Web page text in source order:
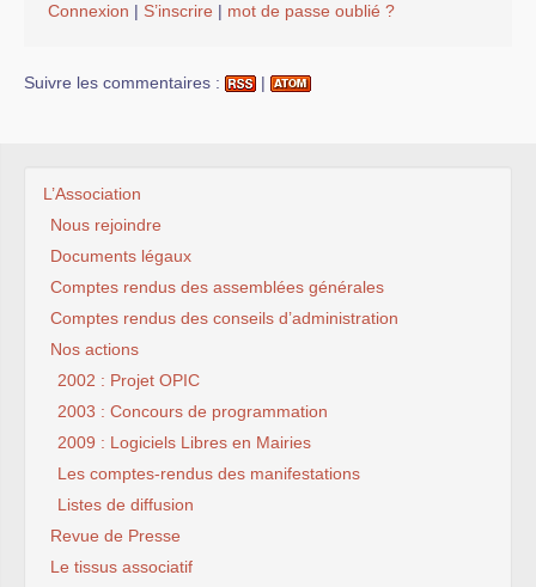
Connexion | S’inscrire | mot de passe oublié ?
Suivre les commentaires : |
L’Association
Nous rejoindre
Documents légaux
Comptes rendus des assemblées générales
Comptes rendus des conseils d’administration
Nos actions
2002 : Projet OPIC
2003 : Concours de programmation
2009 : Logiciels Libres en Mairies
Les comptes-rendus des manifestations
Listes de diffusion
Revue de Presse
Le tissus associatif